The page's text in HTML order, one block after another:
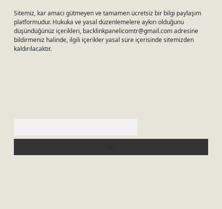
Sitemiz, kar amacı gütmeyen ve tamamen ücretsiz bir bilgi paylaşım
platformudur. Hukuka ve yasal düzenlemelere aykırı olduğunu
düşündüğünüz içerikleri, backlinkpanelicomtr@gmail.comadresine
bildirmeniz halinde, ilgili içerikler yasal süre içerisinde sitemizden
kaldırılacaktır.